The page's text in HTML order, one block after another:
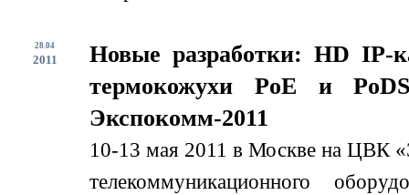
28.04
2011
Новые разработки: HD IP-
термокожухи PoE и
Экспокомм-2011
10-13 мая 2011 в Москве на ЦВК
телекоммуникационного